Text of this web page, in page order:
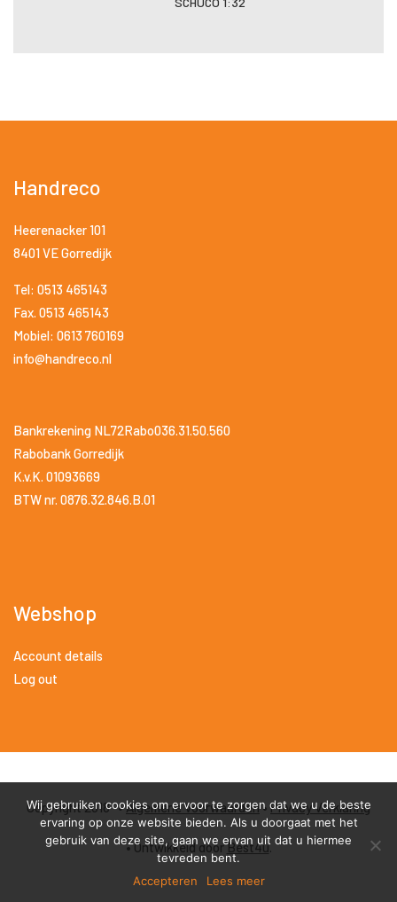
Handreco
Heerenacker 101
8401 VE Gorredijk
Tel: 0513 465143
Fax. 0513 465143
Mobiel: 0613 760169
info@handreco.nl
Bankrekening NL72Rabo036.31.50.560
Rabobank Gorredijk
K.v.K. 01093669
BTW nr. 0876.32.846.B.01
Webshop
Account details
Log out
Copyright 2018 •Algemene Voorwaarden•Privacy Verklaring
• Ontwikkeld doorBest4u.
Wij gebruiken cookies om ervoor te zorgen dat we u de beste
ervaring op onze website bieden. Als u doorgaat met het
gebruik van deze site, gaan we ervan uit dat u hiermee
tevreden bent.
Accepteren
Lees meer